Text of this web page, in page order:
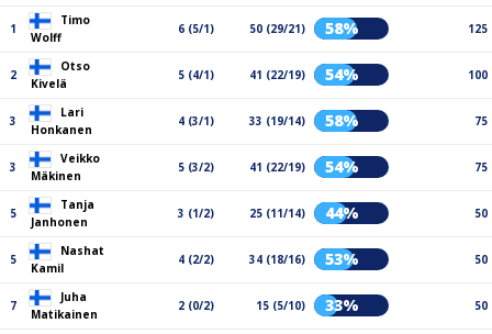
1
Timo
Wolff
6 (5/1) 50 (29/21) 58% 125
2
Otso
Kivelä
5 (4/1) 41 (22/19) 54% 100
3
Lari
Honkanen
4 (3/1) 33 (19/14) 58% 75
3
Veikko
Mäkinen
5 (3/2) 41 (22/19) 54% 75
5
Tanja
Janhonen
3 (1/2) 25 (11/14) 44% 50
5
Nashat
Kamil
4 (2/2) 34 (18/16) 53% 50
7
Juha
Matikainen
2 (0/2) 15 (5/10) 33% 50